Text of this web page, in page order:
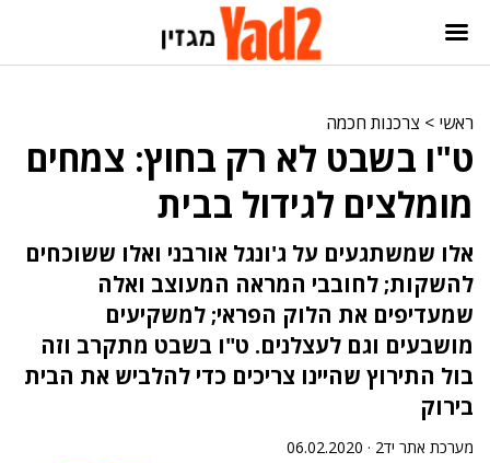
ראשי > צרכנות חכמה
ט"ו בשבט לא רק בחוץ: צמחים
מומלצים לגידול בבית
אלו שמשתגעים על ג'ונגל אורבני ואלו ששוכחים
להשקות; לחובבי המראה המעוצב ואלה
שמעדיפים את הלוק הפראי; למשקיעים
מושבעים וגם לעצלנים. ט"ו בשבט מתקרב וזה
בול התירוץ שהיינו צריכים כדי להלביש את הבית
בירוק
מערכת אתר יד2 · 06.02.2020